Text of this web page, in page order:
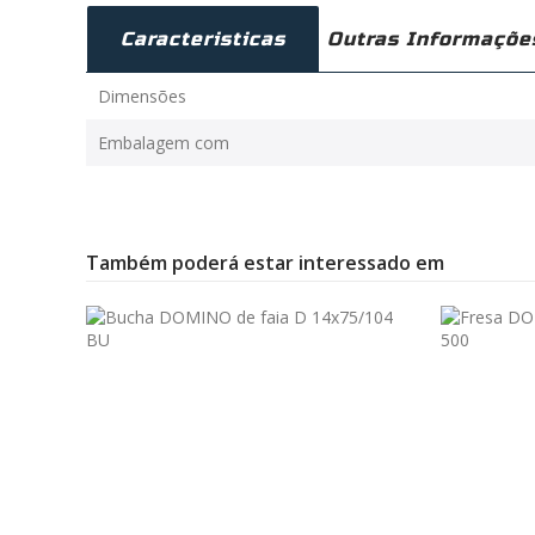
Caracteristicas Outras
Dimensões
Embalagem com
Também poderá estar interessado em